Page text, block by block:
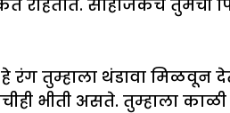
साहजिकच तुमची
रंग तुम्हाला थंडावा
भीती असते. तुम्हाला